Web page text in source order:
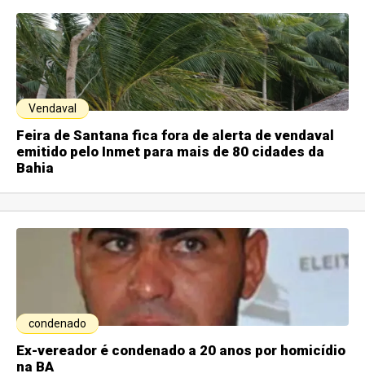
Vendaval
Feira de Santana fica fora de alerta de vendaval
emitido pelo Inmet para mais de 80 cidades da
Bahia
condenado
Ex-vereador é condenado a 20 anos por homicídio
na BA